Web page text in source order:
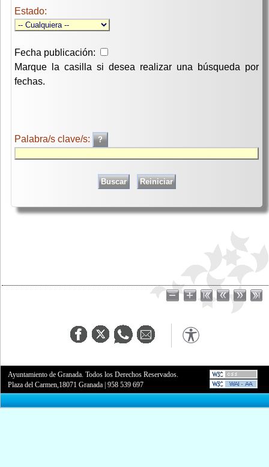
Estado:
Fecha publicación:
Marque la casilla si desea realizar una búsqueda por
fechas.
Palabra/s clave/s:
Ayuntamiento de Granada. Todos los Derechos Reservados.
Plaza del Carmen,18071 Granada |958 539 697